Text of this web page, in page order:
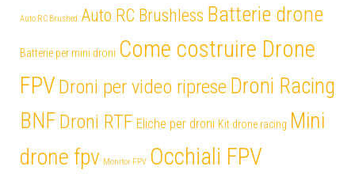
Auto RC Brushed Auto RC Brushless Batterie drone
Batterie per mini droni Come costruire Drone
FPV Droni per video riprese Droni Racing
BNF Droni RTF Eliche per droni Kit drone racing Mini
drone fpv Monitor FPV Occhiali FPV